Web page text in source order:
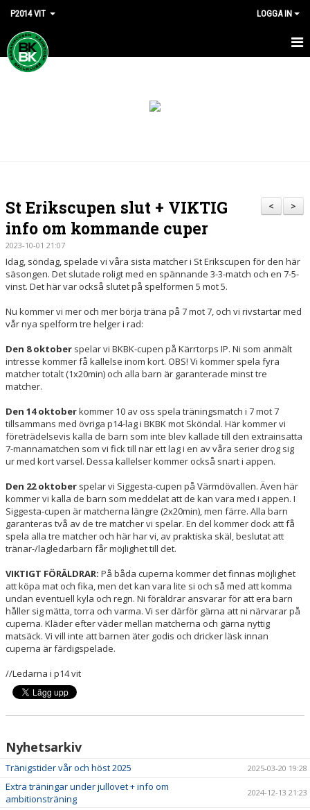
P2014 VIT LOGGA IN
HEM
BILDGALLERI
DOKUMENT
KONTAKT
>
<
St Erikscupen slut + VIKTIG
info om kommande cuper
2023-10-01 21:07
Idag, söndag, spelade vi våra sista matcher i St Erikscupen för den här
säsongen. Det slutade roligt med en spännande 3-3-match och en 7-5-
vinst. Det här var också slutet på spelformen 5 mot 5.
Nu kommer vi mer och mer börja träna på 7 mot 7, och vi rivstartar med
vår nya spelform tre helger i rad:
Den 8 oktober spelar vi BKBK-cupen på Kärrtorps IP. Ni som anmält
intresse kommer få kallelse inom kort. OBS! Vi kommer spela fyra
matcher totalt (1x20min) och alla barn är garanterade minst tre
matcher.
Den 14 oktoberkommer 10 av oss spela träningsmatch i 7 mot 7
tillsammans med övriga p14-lag i BKBK mot Sköndal. Här kommer vi
företrädelsevis kalla de barn som inte blev kallade till den extrainsatta
7-mannamatchen som vi fick till när ett lag i en av våra serier drog sig
ur med kort varsel. Dessa kallelser kommer också snart i appen.
Den 22 oktober spelar vi Siggesta-cupen på Värmdövallen. Även här
kommer vi kalla de barn som meddelat att de kan vara med i appen. I
Siggesta-cupen är matcherna längre (2x20min), men färre. Alla barn
garanteras två av de tre matcher vi spelar. En del kommer dock att få
spela alla tre matcher och här har vi, av praktiska skäl, beslutat att
tränar-/lagledarbarn får möjlighet till det.
VIKTIGT FÖRÄLDRAR: På båda cuperna kommer det finnas möjlighet
att köpa mat och fika, men det kan vara lite si och så med att komma
undan eventuell kyla och regn. Ni föräldrar ansvarar för att era barn
håller sig mätta, torra och varma. Vi ser därför gärna att ni närvarar på
cuperna. Kläder efter väder mellan matcherna och gärna nyttig
matsäck. Vi vill inte att barnen äter godis och dricker läsk innan
cuperna är färdigspelade.
//Ledarna i p14 vit
Nyhetsarkiv
Tränigstider vår och höst 2025 2025-03-20 19:28
Extra träningar under jullovet + info om
ambitionsträning
2024-12-13 21:23